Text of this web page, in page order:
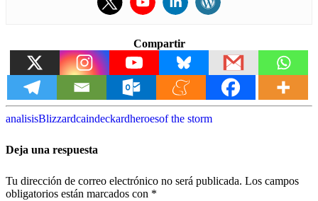
Compartir
analisisBlizzardcaindeckardheroesof the storm
Deja una respuesta
Tu dirección de correo electrónico no será publicada. Los campos
obligatorios están marcados con *